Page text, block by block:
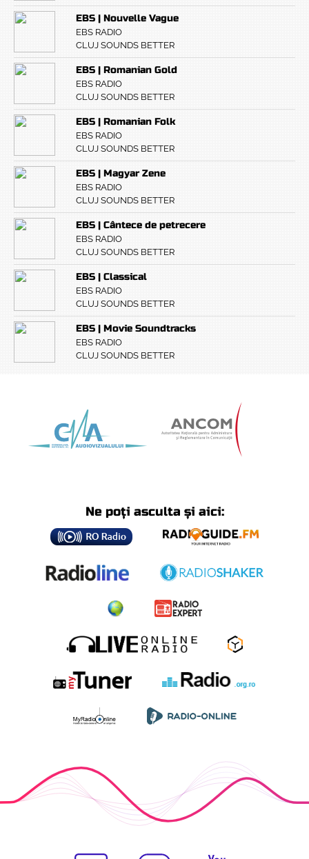
EBS | Nouvelle Vague
EBS RADIO
CLUJ SOUNDS BETTER
EBS | Romanian Gold
EBS RADIO
CLUJ SOUNDS BETTER
EBS | Romanian Folk
EBS RADIO
CLUJ SOUNDS BETTER
EBS | Magyar Zene
EBS RADIO
CLUJ SOUNDS BETTER
EBS | Cântece de petrecere
EBS RADIO
CLUJ SOUNDS BETTER
EBS | Classical
EBS RADIO
CLUJ SOUNDS BETTER
EBS | Movie Soundtracks
EBS RADIO
CLUJ SOUNDS BETTER
Ne poți asculta și aici: